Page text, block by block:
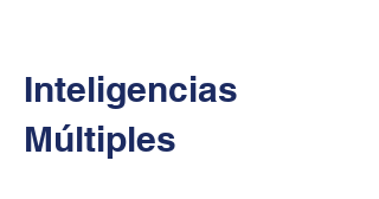
Inteligencias
Múltiples